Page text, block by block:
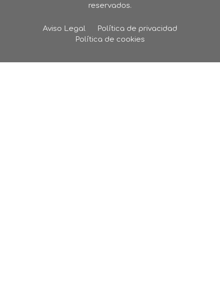
reservados.
Aviso Legal
Política de privacidad
Política de cookies